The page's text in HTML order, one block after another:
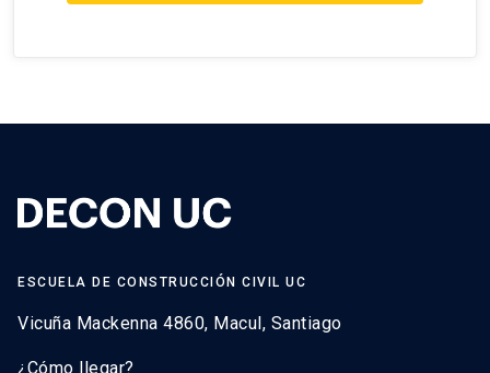
ESCUELA DE CONSTRUCCIÓN CIVIL UC
Vicuña Mackenna 4860, Macul, Santiago
¿Cómo llegar?